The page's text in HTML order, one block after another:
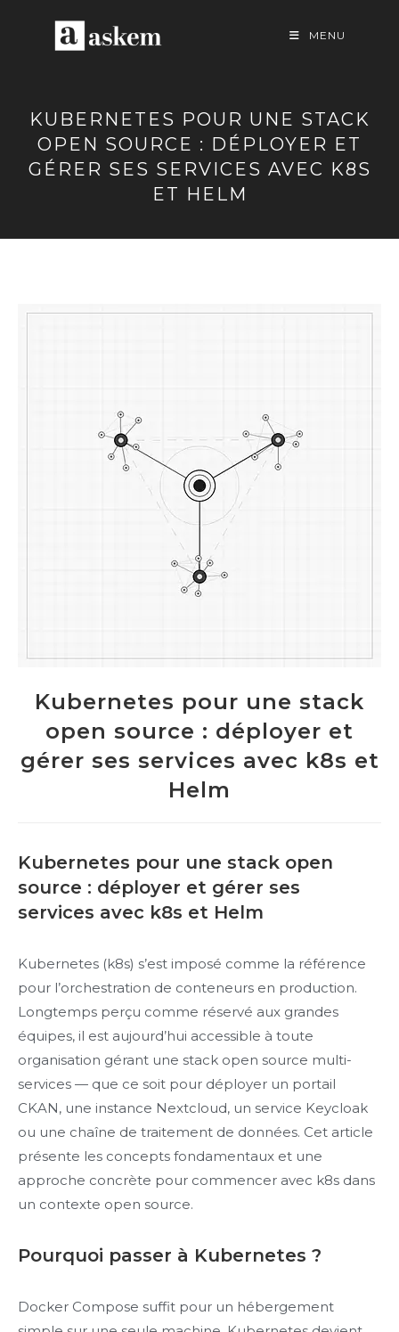
MENU
KUBERNETES POUR UNE STACK
OPEN SOURCE : DÉPLOYER ET
GÉRER SES SERVICES AVEC K8S
ET HELM
Kubernetes pour une stack
open source : déployer et
gérer ses services avec k8s et
Helm
Kubernetes pour une stack open
source : déployer et gérer ses
services avec k8s et Helm
Kubernetes (k8s) s’est imposé comme la référence
pour l’orchestration de conteneurs en production.
Longtemps perçu comme réservé aux grandes
équipes, il est aujourd’hui accessible à toute
organisation gérant une stack open source multi-
services — que ce soit pour déployer un portail
CKAN, une instance Nextcloud, un service Keycloak
ou une chaîne de traitement de données. Cet article
présente les concepts fondamentaux et une
approche concrète pour commencer avec k8s dans
un contexte open source.
Pourquoi passer à Kubernetes ?
Docker Compose suffit pour un hébergement